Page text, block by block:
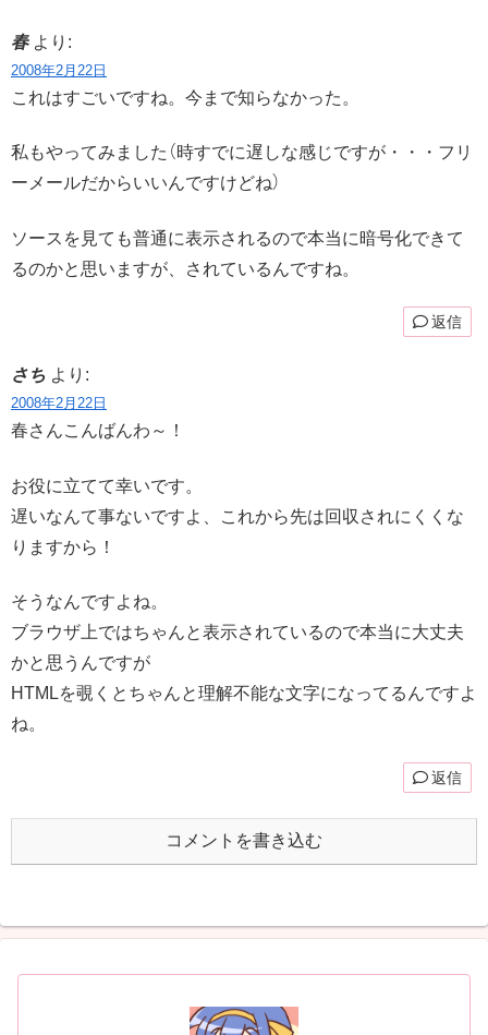
春 より:
2008年2月22日
これはすごいですね。今まで知らなかった。
私もやってみました（時すでに遅しな感じですが・・・フリ
ーメールだからいいんですけどね）
ソースを見ても普通に表示されるので本当に暗号化できて
るのかと思いますが、されているんですね。
返信
さち より:
2008年2月22日
春さんこんばんわ～！
お役に立てて幸いです。
遅いなんて事ないですよ、これから先は回収されにくくな
りますから！
そうなんですよね。
ブラウザ上ではちゃんと表示されているので本当に大丈夫
かと思うんですが
HTMLを覗くとちゃんと理解不能な文字になってるんですよ
ね。
返信
コメントを書き込む